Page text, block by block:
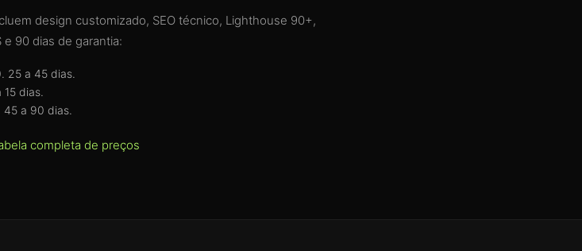
design customizado, SEO técnico, Lighthouse 90+,
e 90 dias de garantia:
25 a 45 dias.
dias.
a 90 dias.
completa de preços